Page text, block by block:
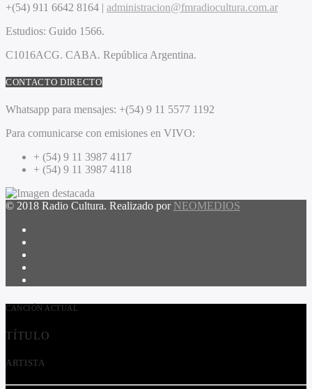
+(54) 911 6642 8164 | administracion@fmradiocultura.com.ar
Estudios: Guido 1566.
C1016ACG. CABA. República Argentina.
CONTACTO DIRECTO
Whatsapp para mensajes: +(54) 9 11 5577 1192
Para comunicarse con emisiones en VIVO:
+ (54) 9 11 3987 4117
+ (54) 9 11 3987 4118
© 2018 Radio Cultura. Realizado por NEOMEDIOS
CANCIÓN ACTUAL
TÍTULO
ARTISTA